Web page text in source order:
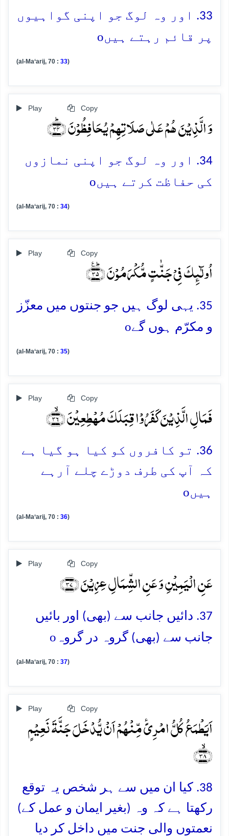
33. اور وہ لوگ جو اپنی گواہیوں
پر قائم رہتے ہیںo
(al-Ma‘arij, 70 : 33)
Play Copy
وَ الَّذِیۡنَ ہُمۡ عَلٰی صَلَاتِہِمۡ یُحَافِظُوۡنَ ﴿ؕ۳۴﴾
34. اور وہ لوگ جو اپنی نمازوں
کی حفاظت کرتے ہیںo
(al-Ma‘arij, 70 : 34)
Play Copy
اُولٰٓئِکَ فِیۡ جَنّٰتٍ مُّکۡرَمُوۡنَ ﴿ؕ٪۳۵﴾
35. یہی لوگ ہیں جو جنتوں میں معزّز
و مکرّم ہوں گےo
(al-Ma‘arij, 70 : 35)
Play Copy
فَمَالِ الَّذِیۡنَ کَفَرُوۡا قِبَلَکَ مُہۡطِعِیۡنَ ﴿ۙ۳۶﴾
36. تو کافروں کو کیا ہو گیا ہے
کہ آپ کی طرف دوڑے چلے آرہے
ہیںo
(al-Ma‘arij, 70 : 36)
Play Copy
عَنِ الۡیَمِیۡنِ وَ عَنِ الشِّمَالِ عِزِیۡنَ ﴿۳۷﴾
37. دائیں جانب سے (بھی) اور بائیں
جانب سے (بھی) گروہ در گروہ o
(al-Ma‘arij, 70 : 37)
Play Copy
اَیَطۡمَعُ کُلُّ امۡرِیًٴ مِّنۡہُمۡ اَنۡ یُّدۡخَلَ جَنَّۃَ نَعِیۡمٍ
﴿ۙ۳۸﴾
38. کیا ان میں سے ہر شخص یہ توقع
رکھتا ہے کہ وہ (بغیر ایمان و عمل کے)
نعمتوں والی جنت میں داخل کر دیا